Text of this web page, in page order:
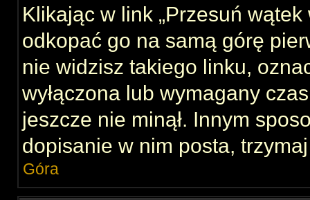
Klikając w link „Przesuń
odkopać go na samą górę
nie widzisz takiego linku,
wyłączona lub wymagany
jeszcze nie minął. Innym
dopisanie w nim posta,
Góra